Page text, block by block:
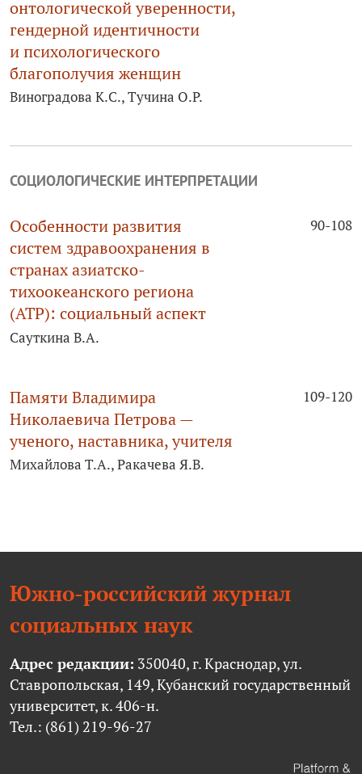
онтологической уверенности,
гендерной идентичности
и психологического
благополучия женщин
Виноградова К.С., Тучина О.Р.
СОЦИОЛОГИЧЕСКИЕ ИНТЕРПРЕТАЦИИ
Особенности развития
систем здравоохранения в
странах азиатско-
тихоокеанского региона
(АТР): социальный аспект
90-108
Сауткина В.А.
Памяти Владимира
Николаевича Петрова —
ученого, наставника, учителя
109-120
Михайлова Т.А., Ракачева Я.В.
Южно-российский журнал
социальных наук
Адрес редакции: 350040, г. Краснодар, ул.
Ставропольская, 149, Кубанский государственный
университет, к. 406-н.
Тел.: (861) 219-96-27